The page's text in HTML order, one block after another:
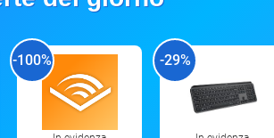
-100% -29%